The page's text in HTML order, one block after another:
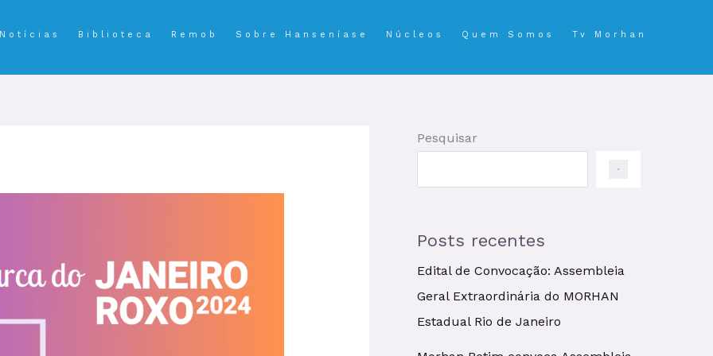
Notícias Biblioteca Remob Sobre Hanseníase Núcleos Quem Somos Tv Morhan
Pesquisar
Posts recentes
Edital de Convocação: Assembleia
Geral Extraordinária do MORHAN
Estadual Rio de Janeiro